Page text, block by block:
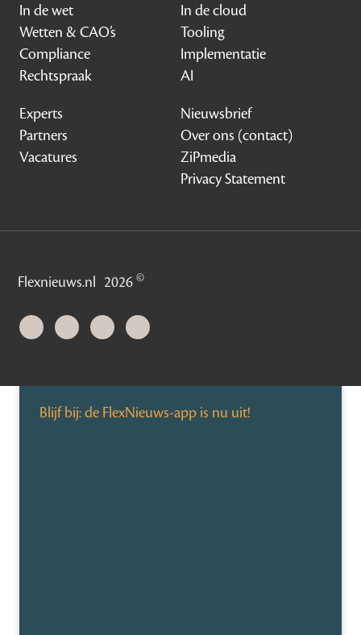
In de wet
Wetten & CAO’s
Compliance
Rechtspraak
In de cloud
Tooling
Implementatie
AI
Experts
Partners
Vacatures
Nieuwsbrief
Over ons (contact)
ZiPmedia
Privacy Statement
Flexnieuws.nl 2026©
Blijf bij: de FlexNieuws-app is nu uit!